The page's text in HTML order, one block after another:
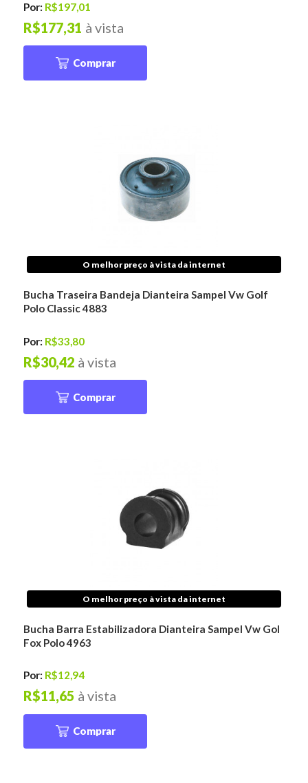
Por: R$197,01
à vista
R$177,31
Comprar
O melhor preço à vista da internet
Bucha Traseira Bandeja Dianteira Sampel Vw Golf
Polo Classic 4883
Por: R$33,80
à vista
R$30,42
Comprar
O melhor preço à vista da internet
Bucha Barra Estabilizadora Dianteira Sampel Vw Gol
Fox Polo 4963
Por: R$12,94
à vista
R$11,65
Comprar